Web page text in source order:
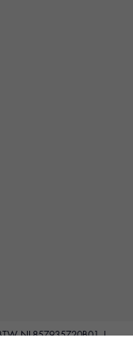
NL857935720B01 |